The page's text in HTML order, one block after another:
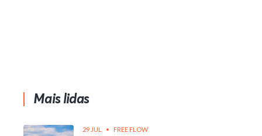
Mais lidas
29 JUL FREE FLOW